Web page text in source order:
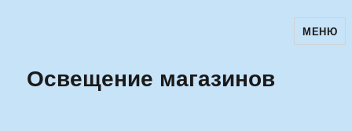
Ильменский фестиваль авторскойМЕНЮ
Освещение магазинов